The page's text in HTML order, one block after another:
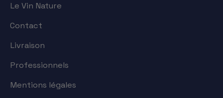
Le Vin Nature
Contact
Livraison
Professionnels
Mentions légales